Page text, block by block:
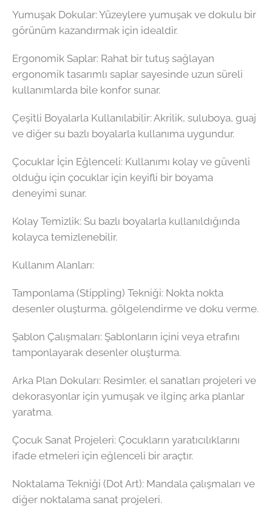
Yumuşak Dokular: Yüzeylere yumuşak ve dokulu bir
görünüm kazandırmak için idealdir.
Ergonomik Saplar: Rahat bir tutuş sağlayan
ergonomik tasarımlı saplar sayesinde uzun süreli
kullanımlarda bile konfor sunar.
Çeşitli Boyalarla Kullanılabilir: Akrilik, suluboya, guaj
ve diğer su bazlı boyalarla kullanıma uygundur.
Çocuklar İçin Eğlenceli: Kullanımı kolay ve güvenli
olduğu için çocuklar için keyifli bir boyama
deneyimi sunar.
Kolay Temizlik: Su bazlı boyalarla kullanıldığında
kolayca temizlenebilir.
Kullanım Alanları:
Tamponlama (Stippling) Tekniği: Nokta nokta
desenler oluşturma, gölgelendirme ve doku verme.
Şablon Çalışmaları: Şablonların içini veya etrafını
tamponlayarak desenler oluşturma.
Arka Plan Dokuları: Resimler, el sanatları projeleri ve
dekorasyonlar için yumuşak ve ilginç arka planlar
yaratma.
Çocuk Sanat Projeleri: Çocukların yaratıcılıklarını
ifade etmeleri için eğlenceli bir araçtır.
Noktalama Tekniği (Dot Art): Mandala çalışmaları ve
diğer noktalama sanat projeleri.